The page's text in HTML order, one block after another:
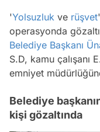
'Yolsuzluk ve rüşvet
operasyonda
Belediye Başkanı
S.D, kamu çalışanı
emniyet
Belediye
kişi gözaltında